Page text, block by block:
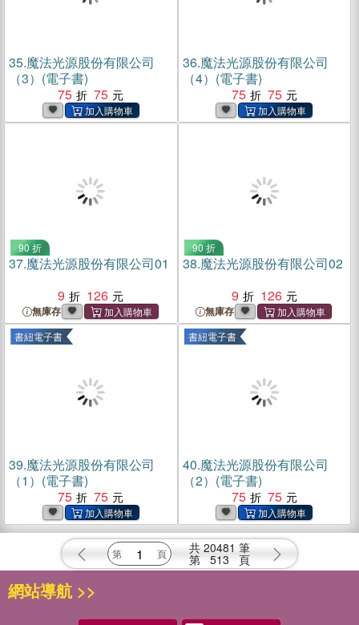
35.魔法光源股份有限公司
（3）(電子書)
75
75
36.魔法光源股份有限公司
（4）(電子書)
75
75
90 折
37.魔法光源股份有限公司01
9
126
無庫存
90 折
38.魔法光源股份有限公司02
9
126
無庫存
書紐電子書
39.魔法光源股份有限公司
（1）(電子書)
75
75
書紐電子書
40.魔法光源股份有限公司
（2）(電子書)
75
75
共 20481 筆
第 513 頁
網站導航 >>